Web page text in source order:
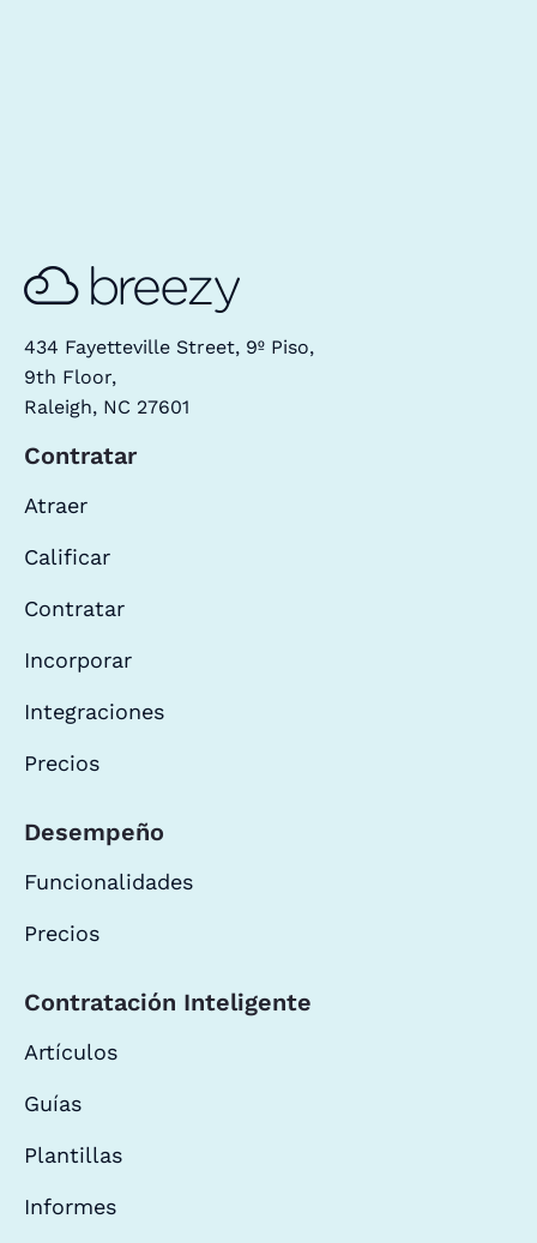
434 Fayetteville Street, 9º Piso,
9th Floor,
Raleigh, NC 27601
Contratar
Atraer
Calificar
Contratar
Incorporar
Integraciones
Precios
Desempeño
Funcionalidades
Precios
Contratación Inteligente
Artículos
Guías
Plantillas
Informes